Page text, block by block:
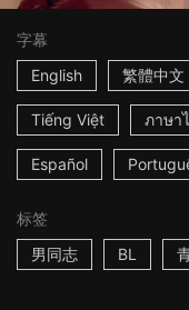
字幕
English
繁體中文
Tiếng Việt ภาษา
Español
标签
男同志
BL